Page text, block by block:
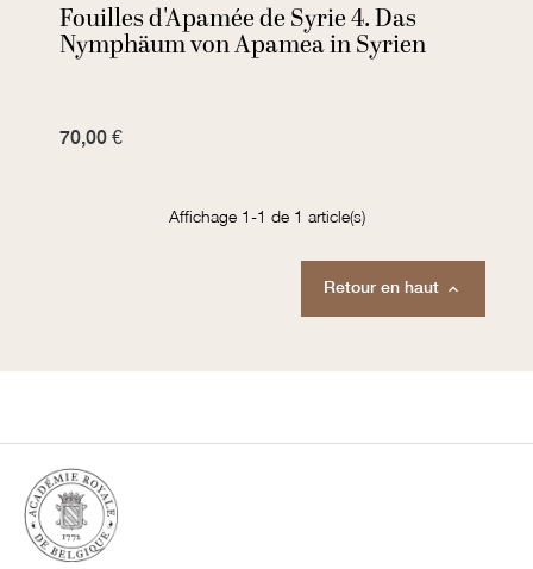
Fouilles d'Apamée de Syrie 4. Das
Nymphäum von Apamea in Syrien
70,00 €
Affichage 1-1 de 1 article(s)
Retour en haut 